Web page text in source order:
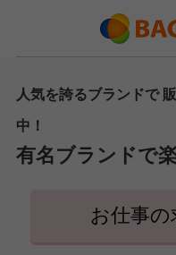
人気を誇るブランドで
中！
有名ブランドで
お仕事の